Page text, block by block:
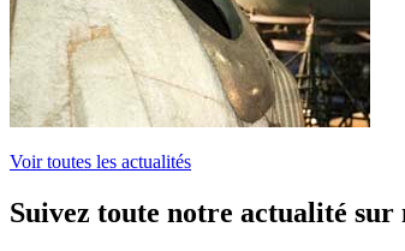
Voir toutes les actualités
Suivez toute notre actualité sur